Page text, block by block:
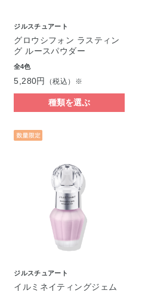
ジルスチュアート
グロウシフォン ラスティン
グ ルースパウダー
全4色
5,280円 （税込）※
種類を選ぶ
ジルスチュアート
イルミネイティングジェム